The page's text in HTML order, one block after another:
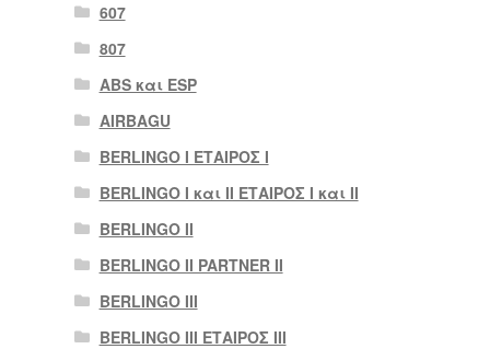
607
807
ABS και ESP
AIRBAGU
BERLINGO I ΕΤΑΙΡΟΣ Ι
BERLINGO I και II ΕΤΑΙΡΟΣ I και II
BERLINGO II
BERLINGO II PARTNER II
BERLINGO III
BERLINGO III ΕΤΑΙΡΟΣ III